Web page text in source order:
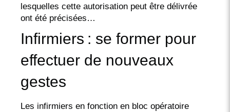
lesquelles cette autorisation peut être délivrée
ont été précisées…
Infirmiers : se former pour
effectuer de nouveaux
gestes
Les infirmiers en fonction en bloc opératoire